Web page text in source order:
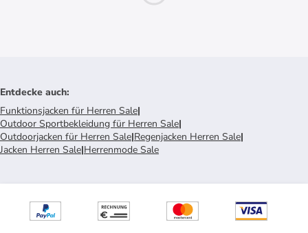
Entdecke auch:
Funktionsjacken für Herren Sale|
Outdoor Sportbekleidung für Herren Sale|
Outdoorjacken für Herren Sale|Regenjacken Herren Sale|
Jacken Herren Sale|Herrenmode Sale